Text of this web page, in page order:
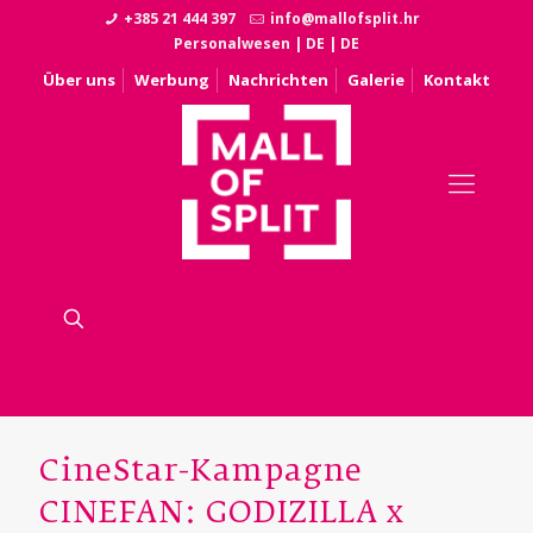
+385 21 444 397
info@mallofsplit.hr
Personalwesen | DE | DE
Über uns Werbung Nachrichten Galerie Kontakt
CineStar-Kampagne
CINEFAN: GODIZILLA x